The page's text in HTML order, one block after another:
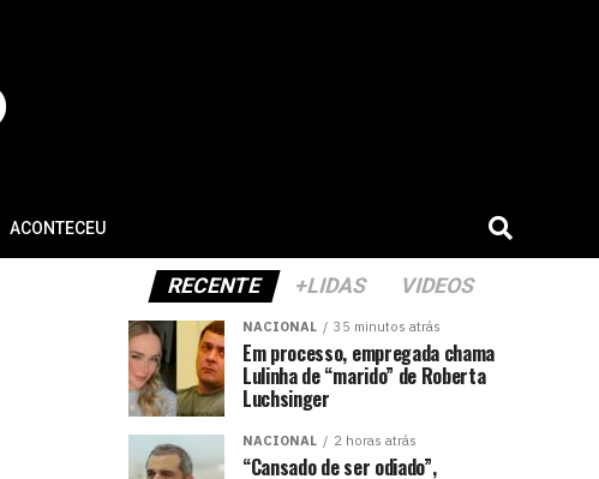
ACONTECEU
RECENTE +LIDAS VIDEOS
NACIONAL 35 minutos atrás
Em processo, empregada chama
Lulinha de “marido” de Roberta
Luchsinger
NACIONAL 2 horas atrás
“Cansado de ser odiado”,